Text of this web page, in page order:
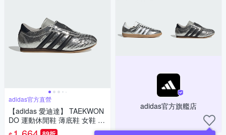
adidas官方直營
【adidas 愛迪達】 TAEKWON
DO 運動休閒鞋 薄底鞋 女鞋 -
Originals JH9664
adidas官方旗艦店